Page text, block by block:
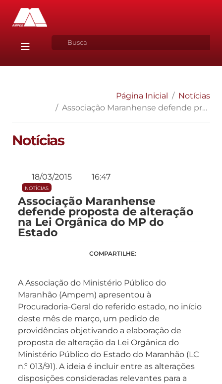
Página Inicial
Notícias
Associação Maranhense defende proposta de alteração na Lei Orgânica do MP do Estado
Notícias
18/03/2015 16:47
NOTÍCIAS
Associação Maranhense
defende proposta de alteração
na Lei Orgânica do MP do
Estado
COMPARTILHE:
A Associação do Ministério Público do
Maranhão (Ampem) apresentou à
Procuradoria-Geral do referido estado, no início
deste mês de março, um pedido de
providências objetivando a elaboração de
proposta de alteração da Lei Orgânica do
Ministério Público do Estado do Maranhão (LC
n.º 013/91). A ideia é incluir entre as alterações
disposições consideradas relevantes para a